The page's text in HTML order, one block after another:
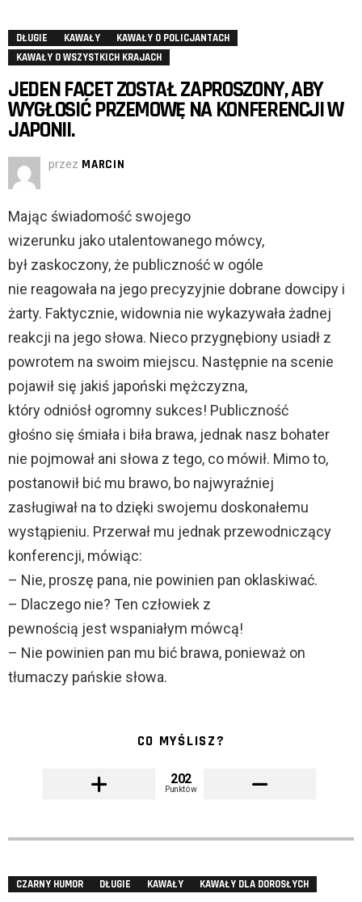
DŁUGIE KAWAŁY
KAWAŁY O POLICJANTACH
KAWAŁY O WSZYSTKICH KRAJACH
JEDEN FACET ZOSTAŁ ZAPROSZONY, ABY
WYGŁOSIĆ PRZEMOWĘ NA KONFERENCJI W
JAPONII.
przez MARCIN
Mając świadomość swojego
wizerunku jako utalentowanego mówcy,
był zaskoczony, że publiczność w ogóle
nie reagowała na jego precyzyjnie dobrane dowcipy i
żarty. Faktycznie, widownia nie wykazywała żadnej
reakcji na jego słowa. Nieco przygnębiony usiadł z
powrotem na swoim miejscu. Następnie na scenie
pojawił się jakiś japoński mężczyzna,
który odniósł ogromny sukces! Publiczność
głośno się śmiała i biła brawa, jednak nasz bohater
nie pojmował ani słowa z tego, co mówił. Mimo to,
postanowił bić mu brawo, bo najwyraźniej
zasługiwał na to dzięki swojemu doskonałemu
wystąpieniu. Przerwał mu jednak przewodniczący
konferencji, mówiąc:
– Nie, proszę pana, nie powinien pan oklaskiwać.
– Dlaczego nie? Ten człowiek z
pewnością jest wspaniałym mówcą!
– Nie powinien pan mu bić brawa, ponieważ on
tłumaczy pańskie słowa.
CO MYŚLISZ?
202
Punktów
CZARNY HUMOR DŁUGIE KAWAŁY KAWAŁY DLA DOROSŁYCH